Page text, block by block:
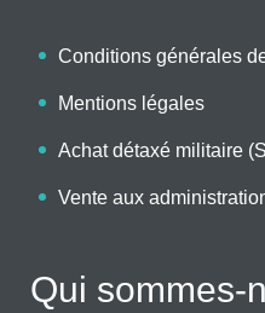
Conditions générales
Mentions légales
Achat détaxé militaire
Vente aux
Qui sommes-